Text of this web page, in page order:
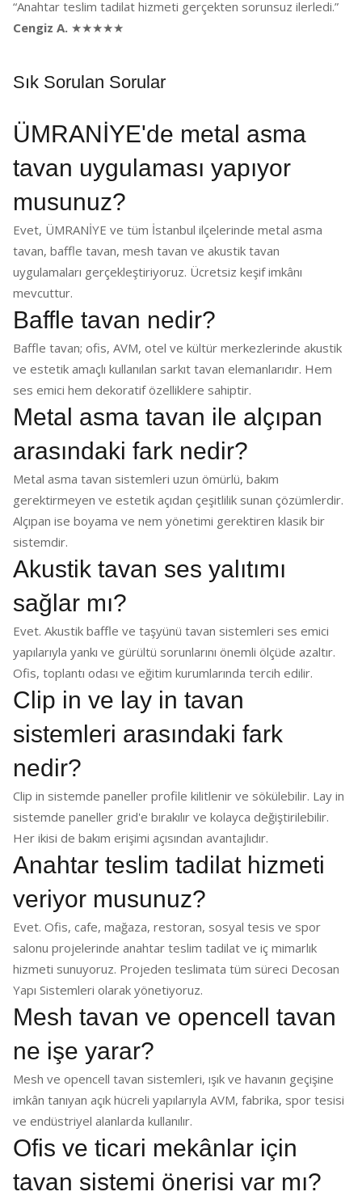
“Anahtar teslim tadilat hizmeti gerçekten sorunsuz ilerledi.”
Cengiz A. ★★★★★
Sık Sorulan Sorular
ÜMRANİYE'de metal asma
tavan uygulaması yapıyor
musunuz?
Evet, ÜMRANİYE ve tüm İstanbul ilçelerinde metal asma
tavan, baffle tavan, mesh tavan ve akustik tavan
uygulamaları gerçekleştiriyoruz. Ücretsiz keşif imkânı
mevcuttur.
Baffle tavan nedir?
Baffle tavan; ofis, AVM, otel ve kültür merkezlerinde akustik
ve estetik amaçlı kullanılan sarkıt tavan elemanlarıdır. Hem
ses emici hem dekoratif özelliklere sahiptir.
Metal asma tavan ile alçıpan
arasındaki fark nedir?
Metal asma tavan sistemleri uzun ömürlü, bakım
gerektirmeyen ve estetik açıdan çeşitlilik sunan çözümlerdir.
Alçıpan ise boyama ve nem yönetimi gerektiren klasik bir
sistemdir.
Akustik tavan ses yalıtımı
sağlar mı?
Evet. Akustik baffle ve taşyünü tavan sistemleri ses emici
yapılarıyla yankı ve gürültü sorunlarını önemli ölçüde azaltır.
Ofis, toplantı odası ve eğitim kurumlarında tercih edilir.
Clip in ve lay in tavan
sistemleri arasındaki fark
nedir?
Clip in sistemde paneller profile kilitlenir ve sökülebilir. Lay in
sistemde paneller grid'e bırakılır ve kolayca değiştirilebilir.
Her ikisi de bakım erişimi açısından avantajlıdır.
Anahtar teslim tadilat hizmeti
veriyor musunuz?
Evet. Ofis, cafe, mağaza, restoran, sosyal tesis ve spor
salonu projelerinde anahtar teslim tadilat ve iç mimarlık
hizmeti sunuyoruz. Projeden teslimata tüm süreci Decosan
Yapı Sistemleri olarak yönetiyoruz.
Mesh tavan ve opencell tavan
ne işe yarar?
Mesh ve opencell tavan sistemleri, ışık ve havanın geçişine
imkân tanıyan açık hücreli yapılarıyla AVM, fabrika, spor tesisi
ve endüstriyel alanlarda kullanılır.
Ofis ve ticari mekânlar için
tavan sistemi önerisi var mı?